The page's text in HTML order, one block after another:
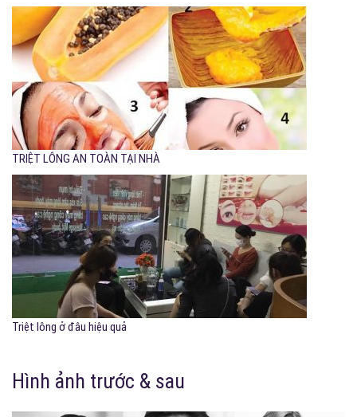
TRIỆT LÔNG AN TOÀN TẠI NHÀ
Triệt lông ở đâu hiệu quả
Hình ảnh trước & sau